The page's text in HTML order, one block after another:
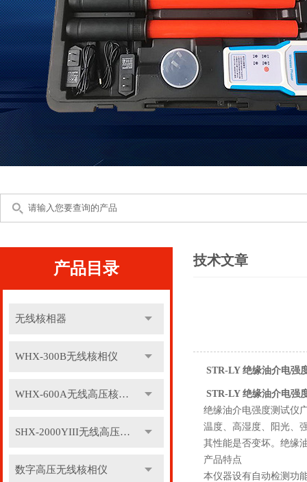
产品目录
无线核相器
WHX-300B无线核相仪
WHX-600A无线高压核相仪
SHX-2000YIII无线高压核相仪
数字高压无线核相仪
技术文章
STR-LY 绝缘油介电强
STR-LY 绝缘油介电强
绝缘油介电强度测试仪
温度、高湿度、阳光、
其性能是否变坏。绝缘
产品特点
本仪器设有自动检测功